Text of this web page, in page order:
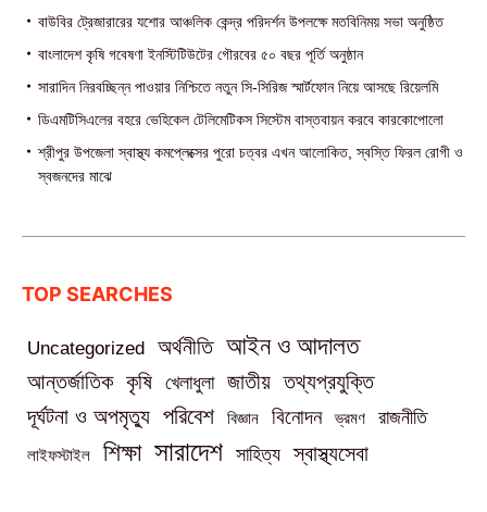
বাউবির ট্রেজারারের যশোর আঞ্চলিক কেন্দ্র পরিদর্শন উপলক্ষে মতবিনিময় সভা অনুষ্ঠিত
বাংলাদেশ কৃষি গবেষণা ইনস্টিটিউটের গৌরবের ৫০ বছর পূর্তি অনুষ্ঠান
সারাদিন নিরবচ্ছিন্ন পাওয়ার নিশ্চিতে নতুন সি-সিরিজ স্মার্টফোন নিয়ে আসছে রিয়েলমি
ডিএমটিসিএলের বহরে ভেহিকেল টেলিমেটিকস সিস্টেম বাস্তবায়ন করবে কারকোপোলো
শ্রীপুর উপজেলা স্বাস্থ্য কমপ্লেক্সের পুরো চত্বর এখন আলোকিত, স্বস্তি ফিরল রোগী ও
স্বজনদের মাঝে‎
TOP SEARCHES
Uncategorized অর্থনীতি আইন ও আদালত
আন্তর্জাতিক কৃষি খেলাধুলা জাতীয় তথ্যপ্রযুক্তি
দূর্ঘটনা ও অপমৃত্যু পরিবেশ বিজ্ঞান বিনোদন ভ্রমণ রাজনীতি
লাইফস্টাইল শিক্ষা সারাদেশ সাহিত্য স্বাস্থ্যসেবা